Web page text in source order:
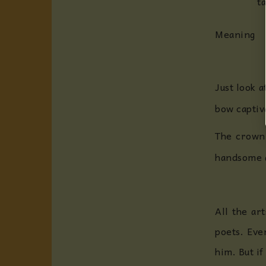
Meaning
Just look
bow
The
handsome
All the
poets.
him. But if